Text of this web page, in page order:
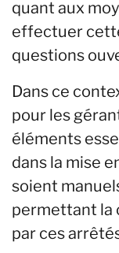
quant aux
effectuer
questions
Dans ce
pour les
éléments
dans la mise
soient
permettant la
par ces